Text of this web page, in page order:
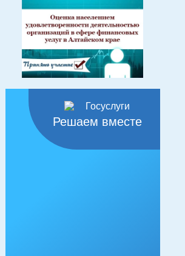
Решаем вместе